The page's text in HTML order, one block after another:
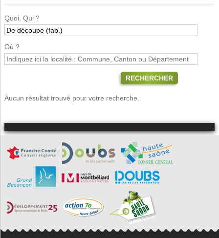
Quoi, Qui ?
Où ?
RECHERCHER
Aucun résultat trouvé pour votre recherche.